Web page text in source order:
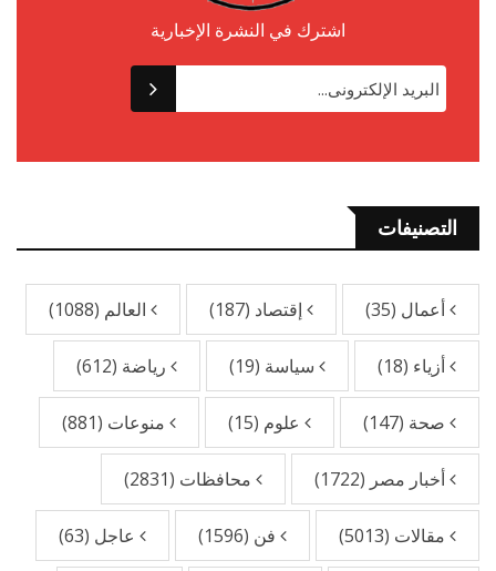
اشترك في النشرة الإخبارية
التصنيفات
أعمال (35) إقتصاد (187) العالم (1088)
أزياء (18) سياسة (19) رياضة (612)
صحة (147) علوم (15) منوعات (881)
أخبار مصر (1722) محافظات (2831)
مقالات (5013) فن (1596) عاجل (63)